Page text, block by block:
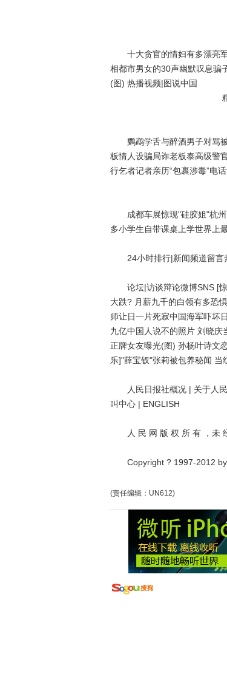
十大贪官的情妇有多漂亮军
相都市男女的30声幽默叹息骗
(图) 热播视频|图说中国
鹦鹉学舌与醉酒男子对骂被
板情人设骗局诈老板泰高级警
行乞者记者亲历“包裹涉毒”电
成都车展惊现"硅胶姐"杭州
多小学生自带课桌上学世界上
24小时排行|新闻频道留言
论坛|访谈辩论微博SNS [惊
大跌? 月薪九千的白领有多恐
师让日一片死寂中国海军吓坏
九亿中国人说不的照片 刘晓
正牌女友曝光(图) 孙杨叶诗文
乐]"薛宝钗"张莉被包养秘闻 当
人民日报社概况 | 关于人民
叫中心 | ENGLISH
人 民 网 版 权 所 有 ，未
Copyright ? 1997-2012 by
(责任编辑：UN612)